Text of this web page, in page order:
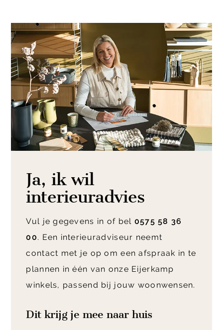
Ja, ik wil
interieuradvies
Vul je gegevens in of bel 0575 58 36
00. Een interieuradviseur neemt
contact met je op om een afspraak in te
plannen in één van onze Eijerkamp
winkels, passend bij jouw woonwensen.
Dit krijg je mee naar huis